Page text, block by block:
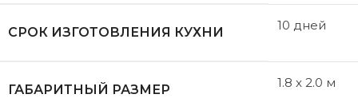
СРОК ИЗГОТОВЛЕНИЯ КУХНИ 10 дней
ГАБАРИТНЫЙ РАЗМЕР 1.8 x 2.0 м